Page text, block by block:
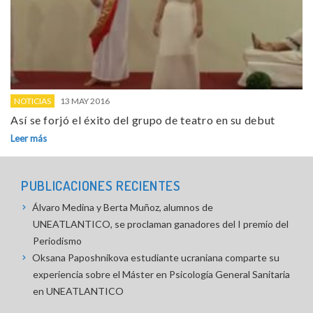
NOTICIAS 13 MAY 2016
Así se forjó el éxito del grupo de teatro en su debut
Leer más
PUBLICACIONES RECIENTES
Álvaro Medina y Berta Muñoz, alumnos de
UNEATLANTICO, se proclaman ganadores del I premio del
Periodismo
Oksana Paposhnikova estudiante ucraniana comparte su
experiencia sobre el Máster en Psicología General Sanitaria
en UNEATLANTICO